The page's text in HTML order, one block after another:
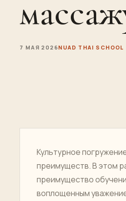
7 МАЯ 2026NUAD THAI SCHOOL
Культурное
преимуществ. В этом
преимущество
воплощенным